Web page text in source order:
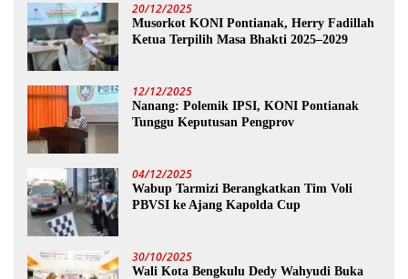
20/12/2025
Musorkot KONI Pontianak, Herry Fadillah
Ketua Terpilih Masa Bhakti 2025–2029
12/12/2025
Nanang: Polemik IPSI, KONI Pontianak
Tunggu Keputusan Pengprov
04/12/2025
Wabup Tarmizi Berangkatkan Tim Voli
PBVSI ke Ajang Kapolda Cup
30/10/2025
Wali Kota Bengkulu Dedy Wahyudi Buka